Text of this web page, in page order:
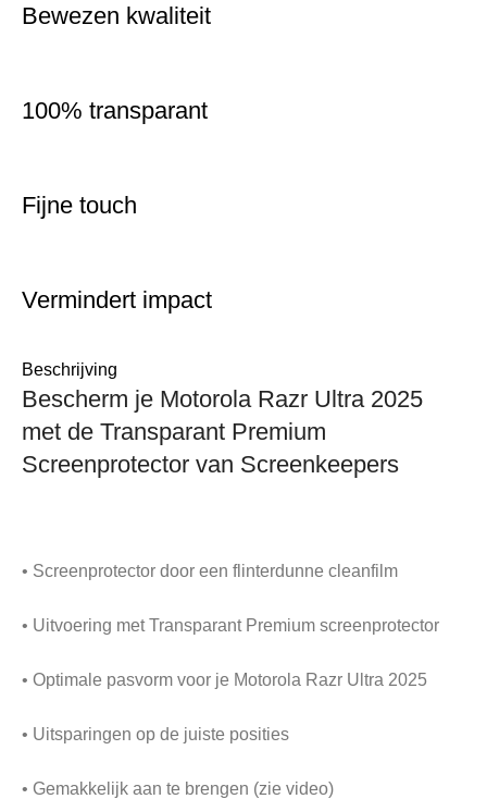
Bewezen kwaliteit
100% transparant
Fijne touch
Vermindert impact
Beschrijving
Bescherm je Motorola Razr Ultra 2025
met de Transparant Premium
Screenprotector van Screenkeepers
• Screenprotector door een flinterdunne cleanfilm
• Uitvoering met Transparant Premium screenprotector
• Optimale pasvorm voor je Motorola Razr Ultra 2025
• Uitsparingen op de juiste posities
• Gemakkelijk aan te brengen (zie video)